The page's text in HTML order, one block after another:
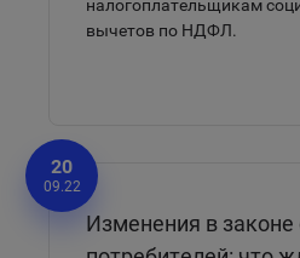
налогоплательщикам
вычетов по НДФЛ.
20
09.22
Изменения в